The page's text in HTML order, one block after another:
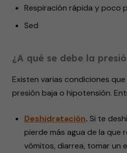
Respiración rápida y poco
Sed
¿A qué se debe la
Existen varias condiciones
presión baja o hipotensión.
Deshidratación. Si te
pierde más agua de la que
vómitos, diarrea, tomar un